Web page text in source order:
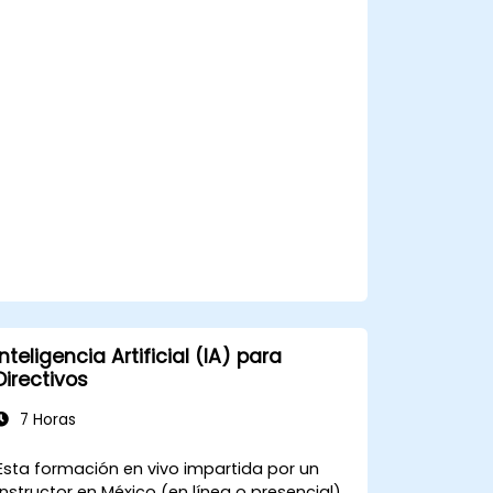
Artificial (IA) para
7 Horas
formación en vivo impartida por un